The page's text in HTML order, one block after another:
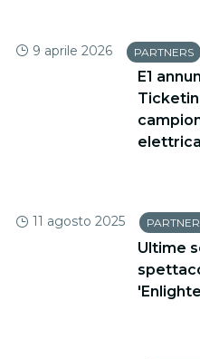
9 aprile 2026 PARTNERS
E1
elettrica
11 agosto 2025
Ultime